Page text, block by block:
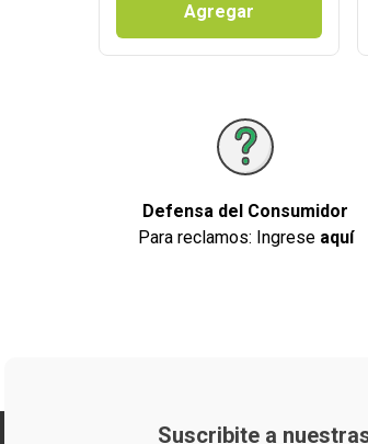
Agregar
Defensa del Consumidor
Para reclamos: Ingrese aquí
Suscribite a